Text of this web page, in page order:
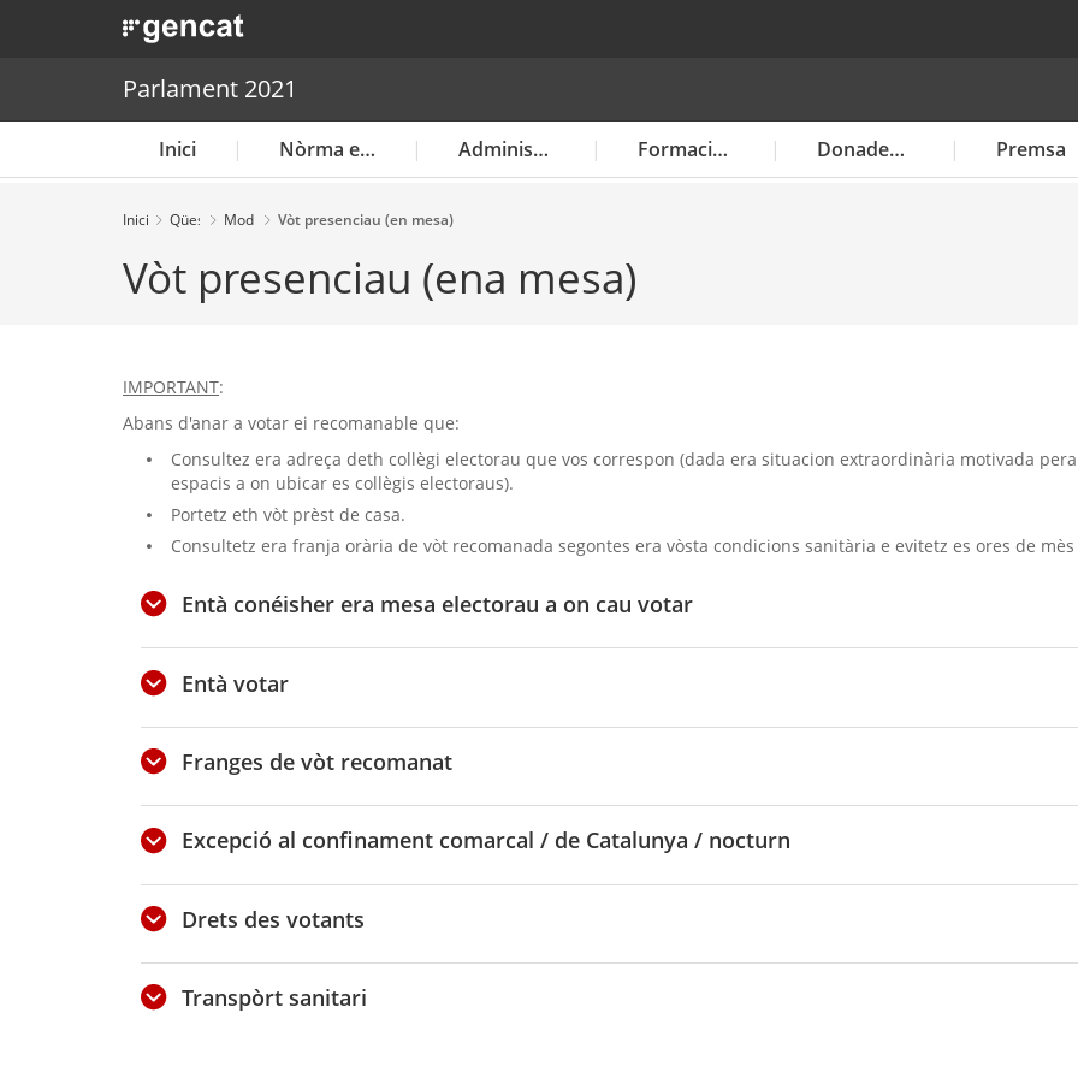
. Obre en una nova finestra.
Parlament 2021
Inici Nòrma electorau Administracion electorauFormacions politiquesDonades electorausPremsa
Inici
QüestionsModalitatsVòt presenciau (en mesa)
Vòt presenciau (ena mesa)
IMPORTANT:
Abans d'anar a votar ei recomanable que:
Consultez era adreça deth collègi electorau que vos correspon (dada era situacion extraordinària motivada pera
espacis a on ubicar es collègis electoraus).
Portetz eth vòt prèst de casa.
Consultetz era franja orària de vòt recomanada segontes era vòsta condicions sanitària e evitetz es ores de
Entà conéisher era mesa electorau a on cau votar
Entà votar
Franges de vòt recomanat
Excepció al confinament comarcal / de Catalunya / nocturn
Drets des votants
Transpòrt sanitari